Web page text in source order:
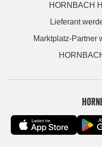
HORNBACH
Lieferant
Marktplatz-Partner